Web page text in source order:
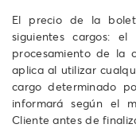
El precio de la
siguientes cargos:
procesamiento de la
aplica al utilizar
cargo determinado
informará según el
Cliente antes de